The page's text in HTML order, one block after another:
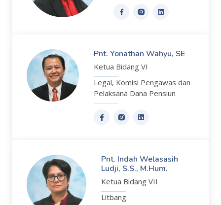
Pnt. Yonathan Wahyu, SE
Ketua Bidang VI
Legal, Komisi Pengawas dan
Pelaksana Dana Pensiun
Pnt. Indah Welasasih
Ludji, S.S., M.Hum.
Ketua Bidang VII
Litbang